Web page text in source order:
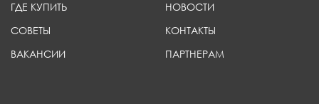
ГДЕ КУПИТЬ
НОВОСТИ
СОВЕТЫ
КОНТАКТЫ
ВАКАНСИИ
ПАРТНЕРАМ